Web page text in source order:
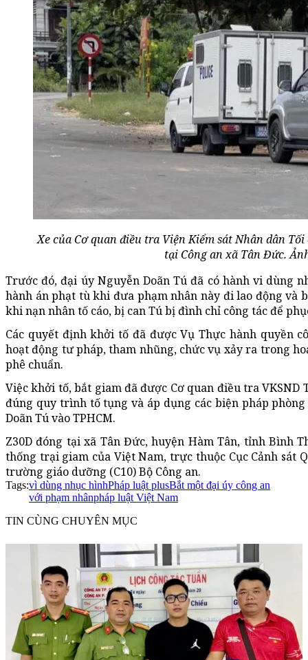
Xe của Cơ quan điều tra Viện Kiểm sát Nhân dân
tại Công an xã Tân Đức.
Trước đó, đại úy Nguyễn Doãn Tú đã có hành vi dùng
hành án phạt tù khi đưa phạm nhân này đi lao động và
khi nạn nhân tố cáo, bị can Tú bị đình chỉ công tác để
Các quyết định khởi tố đã được Vụ Thực hành quyền
hoạt động tư pháp, tham nhũng, chức vụ xảy ra trong
phê chuẩn.
Việc khởi tố, bắt giam đã được Cơ quan điều tra
đúng quy trình tố tụng và áp dụng các biện pháp
Doãn Tú vào TPHCM.
Z30D đóng tại xã Tân Đức, huyện Hàm Tân, tỉnh Bình
thống trại giam của Việt Nam, trực thuộc Cục Cảnh sát
trường giáo dưỡng (C10) Bộ Công an.
Tags:vì dùng nhục hìnhPháp luật plusBắt một đại úy công an
với phạm nhânpháp luật Việt Nam
TIN CÙNG CHUYÊN MỤC